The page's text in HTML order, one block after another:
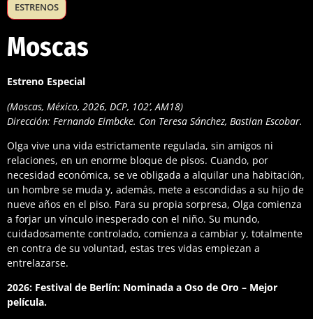
ESTRENOS
Moscas
Estreno Especial
(Moscas, México, 2026, DCP, 102’, AM18)
Dirección: Fernando Eimbcke. Con Teresa Sánchez, Bastian Escobar.
Olga vive una vida estrictamente regulada, sin amigos ni
relaciones, en un enorme bloque de pisos. Cuando, por
necesidad económica, se ve obligada a alquilar una habitación,
un hombre se muda y, además, mete a escondidas a su hijo de
nueve años en el piso. Para su propia sorpresa, Olga comienza
a forjar un vínculo inesperado con el niño. Su mundo,
cuidadosamente controlado, comienza a cambiar y, totalmente
en contra de su voluntad, estas tres vidas empiezan a
entrelazarse.
2026: Festival de Berlín: Nominada a Oso de Oro – Mejor
película.